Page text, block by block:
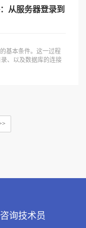
从服务器登录到
基本条件。这一过程
、以及数据库的连接
询技术员